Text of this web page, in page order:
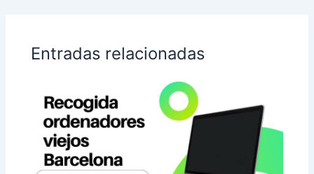
Entradas relacionadas